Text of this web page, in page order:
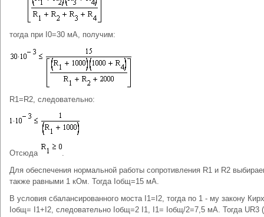
тогда при I0=30 мА, получим:
R1=R2, следовательно:
Отсюда
.
Для обеспечения нормальной работы сопротивления R1 и R2
также равными 1 кОм. Тогда Iобщ=15 мА.
В условия сбалансированного моста I1=I2, тогда по 1 - му закону
Iобщ= I1+I2, следовательно Iобщ=2 I1, I1= Iобщ/2=7,5 мА. Тогда UR3